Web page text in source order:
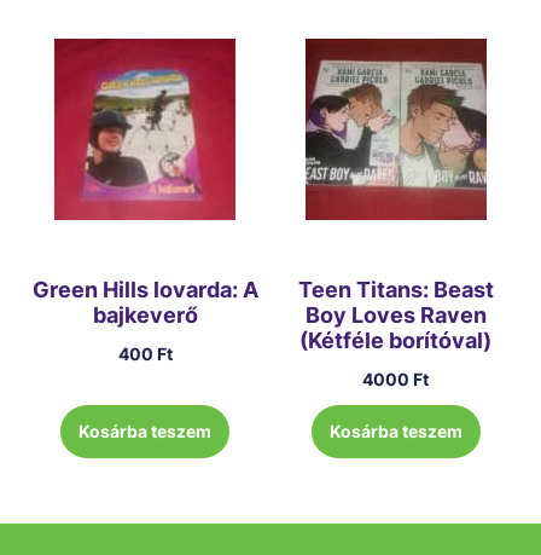
Green Hills lovarda: A
bajkeverő
400 Ft
Kosárba teszem
Teen Titans: Beast
Boy Loves Raven
(Kétféle borítóval)
4000Ft
Kosárba teszem